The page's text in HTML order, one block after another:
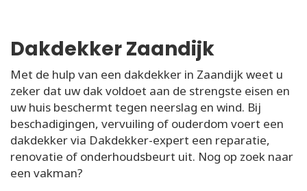
Dakdekker Zaandijk
Met de hulp van een dakdekker in Zaandijk weet u
zeker dat uw dak voldoet aan de strengste eisen en
uw huis beschermt tegen neerslag en wind. Bij
beschadigingen, vervuiling of ouderdom voert een
dakdekker via Dakdekker-expert een reparatie,
renovatie of onderhoudsbeurt uit. Nog op zoek naar
een vakman?